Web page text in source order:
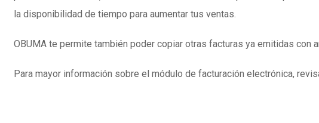
la disponibilidad de tiempo para aumentar tus ventas.
OBUMA te permite también poder copiar otras facturas ya emitidas con
Para mayor información sobre el módulo de facturación electrónica,